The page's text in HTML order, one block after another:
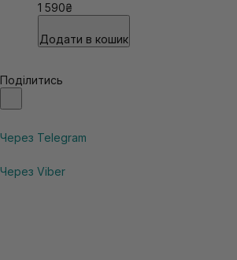
1 590₴
Додати в кошик
Поділитись
Через Telegram
Через Viber